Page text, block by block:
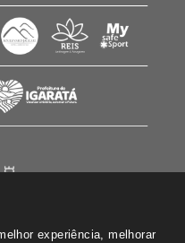
experiência, melhorar